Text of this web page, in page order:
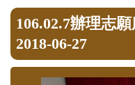
106.02.7辦理志
2018-06-27